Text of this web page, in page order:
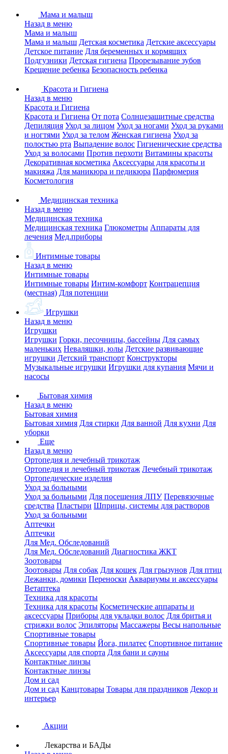
Мама и малыш
Назад в меню
Мама и малыш
Мама и малыш Детская косметика Детские аксессуары
Детское питание Для беременных и кормящих
Подгузники Детская гигиена Прорезывание зубов
Крещение ребенка Безопасность ребенка
Красота и Гигиена
Назад в меню
Красота и Гигиена
Красота и Гигиена От пота Солнцезащитные средства
Депиляция Уход за лицом Уход за ногами Уход за руками
и ногтями Уход за телом Женская гигиена Уход за
полостью рта Выпадение волос Гигиенические средства
Уход за волосами Против перхоти Витамины красоты
Декоративная косметика Аксессуары для красоты и
макияжа Для маникюра и педикюра Парфюмерия
Косметология
Медицинская техника
Назад в меню
Медицинская техника
Медицинская техника Глюкометры Аппараты для
лечения Мед.приборы
Интимные товары
Назад в меню
Интимные товары
Интимные товары Интим-комфорт Контрацепция
(местная) Для потенции
Игрушки
Назад в меню
Игрушки
Игрушки Горки, песочницы, бассейны Для самых
маленьких Неваляшки, юлы Детские развивающие
игрушки Детский транспорт Конструкторы
Музыкальные игрушки Игрушки для купания Мячи и
насосы
Бытовая химия
Назад в меню
Бытовая химия
Бытовая химия Для стирки Для ванной Для кухни Для
уборки
Еще
Назад в меню
Ортопедия и лечебный трикотаж
Ортопедия и лечебный трикотаж Лечебный трикотаж
Ортопедические изделия
Уход за больными
Уход за больными Для посещения ЛПУ Перевязочные
средства Пластыри Шприцы, системы для растворов
Уход за больными
Аптечки
Аптечки
Для Мед. Обследований
Для Мед. Обследований Диагностика ЖКТ
Зоотовары
Зоотовары Для собак Для кошек Для грызунов Для птиц
Лежанки, домики Переноски Аквариумы и аксессуары
Ветаптека
Техника для красоты
Техника для красоты Косметические аппараты и
аксессуары Приборы для укладки волос Для бритья и
стрижки волос Эпиляторы Массажеры Весы напольные
Спортивные товары
Спортивные товары Йога, пилатес Спортивное питание
Аксессуары для спорта Для бани и сауны
Контактные линзы
Контактные линзы
Дом и сад
Дом и сад Канцтовары Товары для праздников Декор и
интерьер
Акции
Лекарства и БАДы